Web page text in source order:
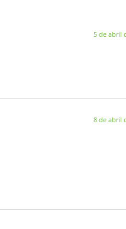
5 de abril
8 de abril